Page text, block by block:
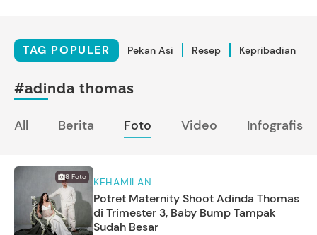
TAG POPULER Pekan Asi Resep Kepribadian
#adinda thomas
All Berita Foto Video Infografis
8 Foto KEHAMILAN
Potret Maternity Shoot Adinda Thomas
di Trimester 3, Baby Bump Tampak
Sudah Besar